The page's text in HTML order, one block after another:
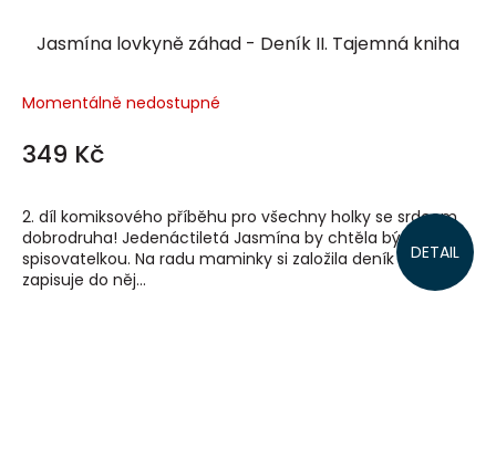
Jasmína lovkyně záhad - Deník II. Tajemná kniha
Momentálně nedostupné
349 Kč
DETAIL
2. díl komiksového příběhu pro všechny holky se srdcem
dobrodruha! Jedenáctiletá Jasmína by chtěla být
spisovatelkou. Na radu maminky si založila deník a
zapisuje do něj...